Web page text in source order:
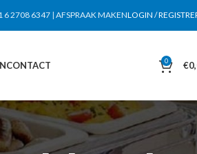
6 2708 6347| AFSPRAAK MAKENLOGIN /
CONTACT 0 €